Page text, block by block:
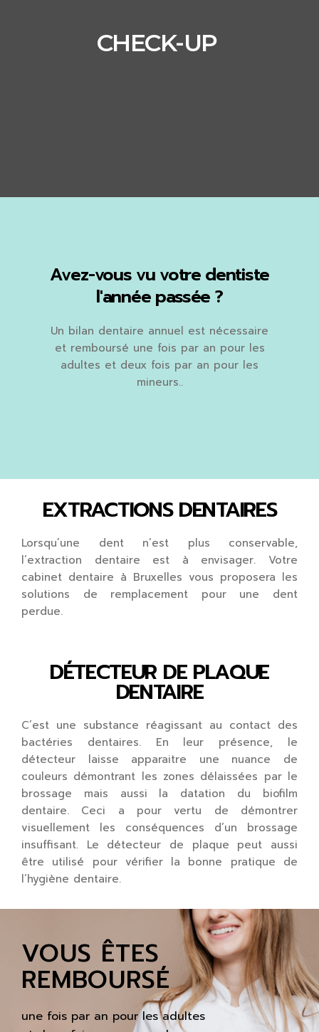
CHECK-UP
Avez-vous vu votre dentiste
l'année passée ?
Un bilan dentaire annuel est nécessaire
et remboursé une fois par an pour les
adultes et deux fois par an pour les
mineurs..
EXTRACTIONS DENTAIRES
Lorsqu’une dent n’est plus conservable,
l’extraction dentaire est à envisager. Votre
cabinet dentaire à Bruxelles vous proposera les
solutions de remplacement pour une dent
perdue.
DÉTECTEUR DE PLAQUE
DENTAIRE
C’est une substance réagissant au contact des
bactéries dentaires. En leur présence, le
détecteur laisse apparaitre une nuance de
couleurs démontrant les zones délaissées par le
brossage mais aussi la datation du biofilm
dentaire. Ceci a pour vertu de démontrer
visuellement les conséquences d’un brossage
insuffisant. Le détecteur de plaque peut aussi
être utilisé pour vérifier la bonne pratique de
l’hygiène dentaire.
VOUS ÊTES
REMBOURSÉ
une fois par an pour les adultes